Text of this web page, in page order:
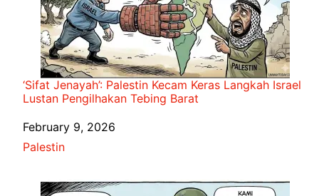
‘Sifat Jenayah’: Palestin Kecam Keras Langkah Israel
Lustan Pengilhakan Tebing Barat
Date
February 9, 2026
In relation to
Palestin